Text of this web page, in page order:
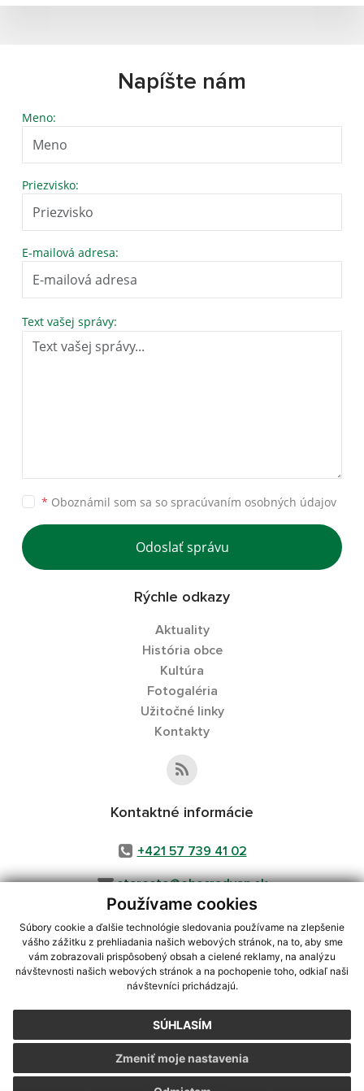
Používame cookies
Súbory cookie a ďalšie technológie sledovania používame na zlepšenie
vášho zážitku z prehliadania našich webových stránok, na to, aby sme
vám zobrazovali prispôsobený obsah a cielené reklamy, na analýzu
návštevnosti našich webových stránok a na pochopenie toho, odkiaľ naši
návštevníci prichádzajú.
SÚHLASÍM
Zmeniť moje nastavenia
Napíšte nám
Meno:
Priezvisko:
E-mailová adresa:
Text vašej správy:
* Oboznámil som sa so spracúvaním osobných údajov
Odoslať správu
Rýchle odkazy
Aktuality
História obce
Kultúra
Fotogaléria
Užitočné linky
Kontakty
Kontaktné informácie
+421 57 739 41 02
starosta@obecradvan.sk
využite možnosť získavania aktuálnych informácií s využitím RSS
CMS systém (redakčný) systém ECHELON 2,Mapa stránok,web portál
webex.digital, s.r.o.,domény,registrácia domény
Posledná aktualizácia:06.08.2026
Vytlačiť stránku|Vyhlásenie o prístupnosti